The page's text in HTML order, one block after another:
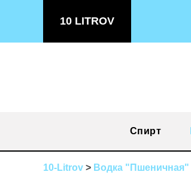
10 LITROV
Спирт
10-Litrov > Водка "Пшеничная"